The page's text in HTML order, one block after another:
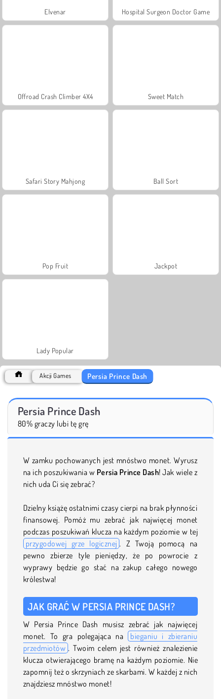
Elvenar Hospital Surgeon Doctor Game
Offroad Crash Climber 4X4 Sweet Match
Safari Story Mahjong Ball Sort
Pop Fruit Jackpot
Lady Popular
Akcji Games Persia Prince Dash
Persia Prince Dash
80% graczy lubi tę grę
W zamku pochowanych jest mnóstwo monet. Wyrusz
na ich poszukiwania w Persia Prince Dash! Jak wiele z
nich uda Ci się zebrać?
Dzielny książę ostatnimi czasy cierpi na brak płynności
finansowej. Pomóż mu zebrać jak najwięcej monet
podczas poszukiwań klucza na każdym poziomie w tej
przygodowej grze logicznej . Z Twoją pomocą na
pewno zbierze tyle pieniędzy, że po powrocie z
wyprawy będzie go stać na zakup całego nowego
królestwa!
JAK GRAĆ W PERSIA PRINCE DASH?
W Persia Prince Dash musisz zebrać jak najwięcej
monet. To gra polegająca na bieganiu i zbieraniu
przedmiotów . Twoim celem jest również znalezienie
klucza otwierającego bramę na każdym poziomie. Nie
zapomnij też o skrzyniach ze skarbami. W każdej z nich
znajdziesz mnóstwo monet!